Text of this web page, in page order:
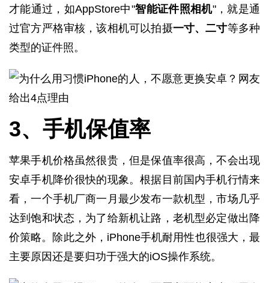
才能通过，如AppStore中"智能证件照相机"，就是通
过官方严格审核，该相机可以拍摄一寸、二寸等多种
类型的证件照。
3、手机保值率
苹果手机价格虽然很贵，但是保值率很高，不会出现
安卓手机降价很快的现象。根据目前国内手机行情来
看，一个手机厂商一月最少发布一款机型，市场几乎
达到饱和状态，为了给新机让路，老机型必定做出降
价策略。除此之外，iPhone手机耐用性也很强大，最
主要原因还是要归功于强大的iOS操作系统。